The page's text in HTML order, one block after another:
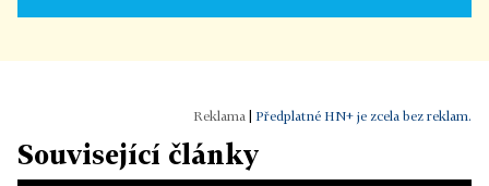
Předplatné HN+ je zcela bez reklam.
Související články